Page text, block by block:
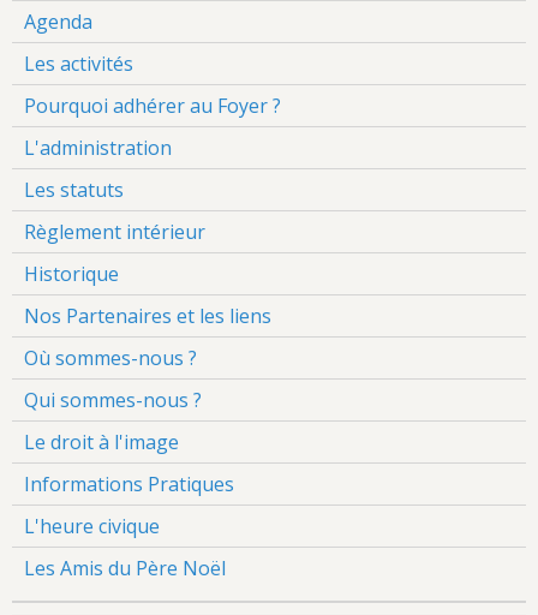
Agenda
Les activités
Pourquoi adhérer au Foyer ?
L'administration
Les statuts
Règlement intérieur
Historique
Nos Partenaires et les liens
Où sommes-nous ?
Qui sommes-nous ?
Le droit à l'image
Informations Pratiques
L'heure civique
Les Amis du Père Noël